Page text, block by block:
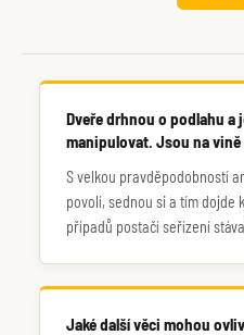
Dveře drhnou o podlahu a
manipulovat. Jsou na
S velkou pravděpodobností
povolí, sednou si a tím dojde
případů postačí seřízení
Jaké další věci mohou